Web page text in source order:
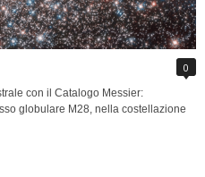
0
con il Catalogo Messier:
globulare M28, nella costellazione